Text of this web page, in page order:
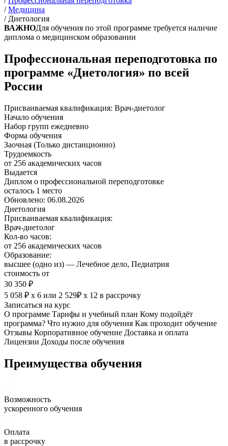
/ Медицина
/ Диетология
ВАЖНОДля обучения по этой программе требуется наличие
диплома о медицинском образовании
Профессиональная переподготовка по
программе «Диетология» по всей
России
Присваиваемая квалификация: Врач-диетолог
Начало обучения
Набор групп ежедневно
Форма обучения
Заочная (Только дистанционно)
Трудоемкость
от 256 академических часов
Выдается
Диплом о профессиональной переподготовке
осталось 1 место
Обновлено: 06.08.2026
Диетология
Присваиваемая квалификация:
Врач-диетолог
Кол-во часов:
от 256 академических часов
Образование:
высшее (одно из) — Лечебное дело, Педиатрия
стоимость от
30 350 ₽
5 058 ₽ х 6 или 2 529₽ х 12 в рассрочку
Записаться на курс
О программе Тарифы и учебный план Кому подойдёт
программа? Что нужно для обучения Как проходит обучение
Отзывы Корпоративное обучение Доставка и оплата
Лицензии Доходы после обучения
Преимущества обучения
Возможность
ускоренного обучения
Оплата
в рассрочку